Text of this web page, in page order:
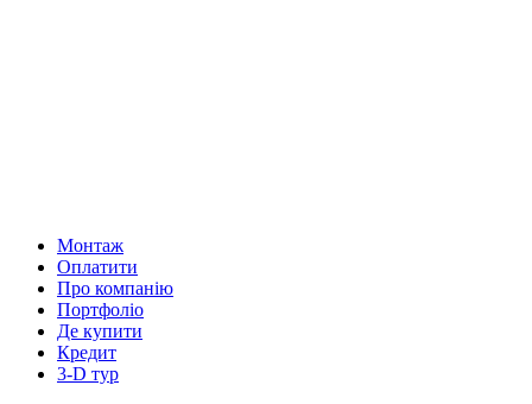
Монтаж
Оплатити
Про компанію
Портфоліо
Де купити
Кредит
3-D тур